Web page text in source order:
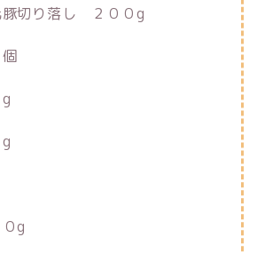
豚切り落し ２００g
g